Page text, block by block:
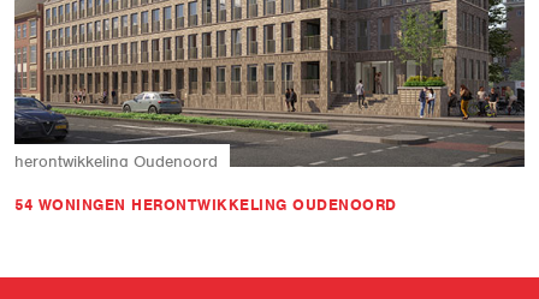
herontwikkeling Oudenoord
54 WONINGEN HERONTWIKKELING OUDENOORD